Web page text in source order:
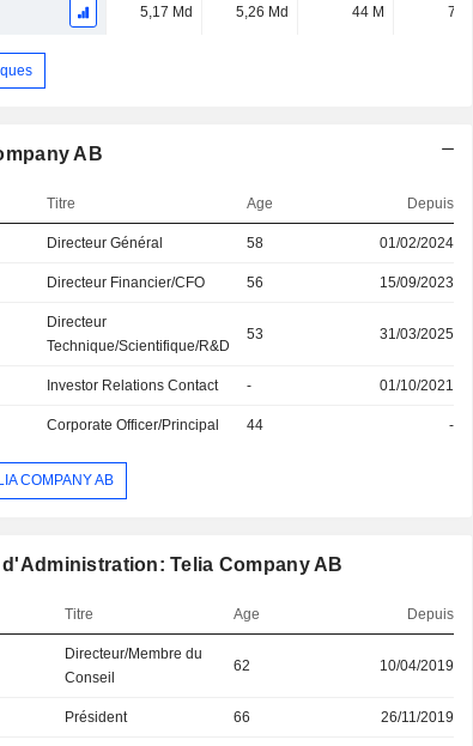
5,17 Md 5,26 Md 44 M 70 M
AB
Titre Age Depuis
Directeur Général 58 01/02/2024
Directeur Financier/CFO 56 15/09/2023
Directeur
Technique/Scientifique/R&D
53 31/03/2025
Investor Relations Contact - 01/10/2021
Corporate Officer/Principal 44 -
COMPANY AB
Telia Company AB
Titre Age Depuis
Directeur/Membre du
Conseil
62 10/04/2019
Président 66 26/11/2019